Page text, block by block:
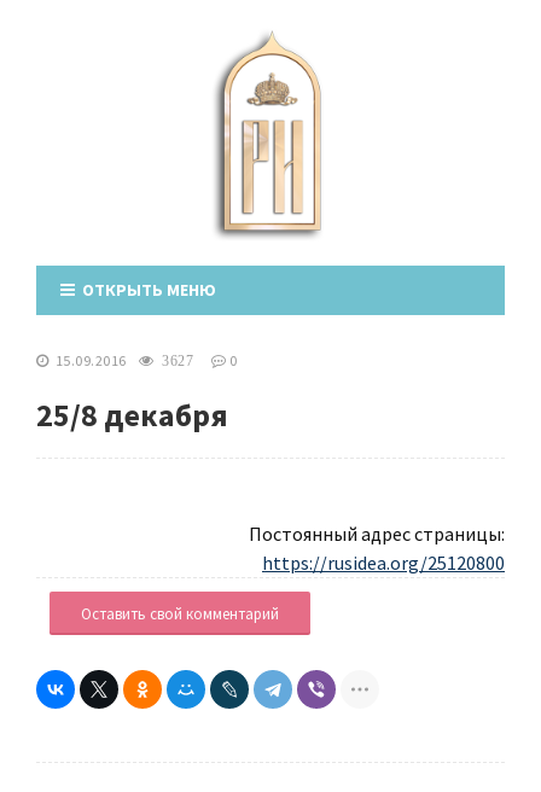
ОТКРЫТЬ МЕНЮ
15.09.2016 3627 0
25/8 декабря
Постоянный адрес страницы:
https://rusidea.org/25120800
Оставить свой комментарий